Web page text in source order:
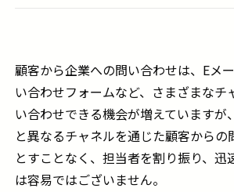
顧客から企業への問い合わせは、Eメ
い合わせフォームなど、さまざまなチ
い合わせできる機会が増えていますが
と異なるチャネルを通じた顧客からの
とすことなく、担当者を割り振り、迅
は容易ではございません。